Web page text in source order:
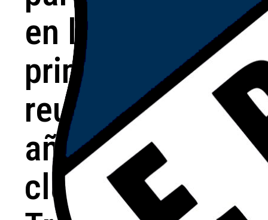
en la
primera
reunión del
año de los
clubes de